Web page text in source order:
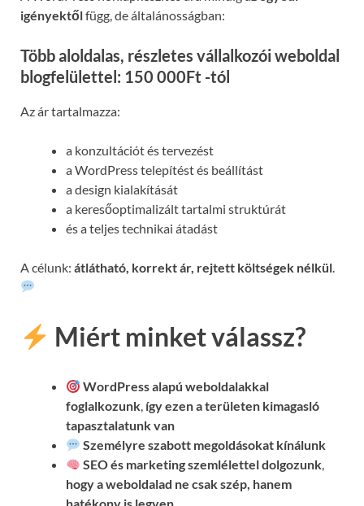
igényektőlfügg, de általánosságban:
Több aloldalas, részletes vállalkozói weboldal
blogfelülettel: 150 000Ft -tól
Az ár tartalmazza:
a konzultációt és tervezést
a WordPress telepítést és beállítást
a design kialakítását
a keresőoptimalizált tartalmi struktúrát
és a teljes technikai átadást
A célunk: átlátható, korrekt ár, rejtett költségek nélkül
Miért minket válassz?
WordPress alapú weboldalakkal
foglalkozunk, így ezen a területen kimagasló
tapasztalatunk van
Személyre szabott megoldásokat kínálunk
SEO és marketing szemlélettel dolgozunk,
hogy a weboldalad ne csak szép, hanem